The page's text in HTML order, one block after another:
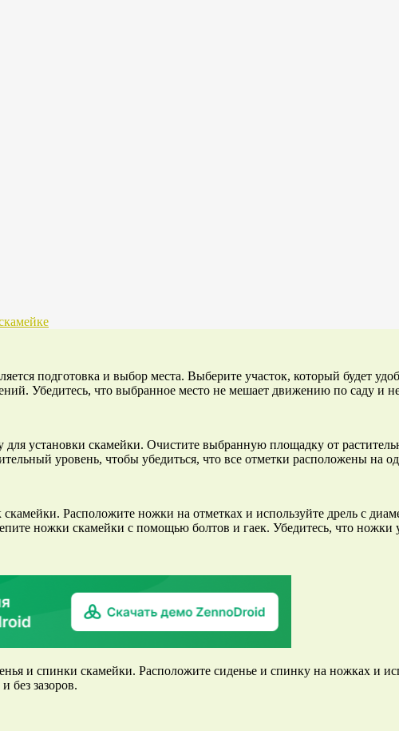
подготовка и выбор места. Выберите участок, который будет
Убедитесь, что выбранное место не мешает движению по саду и
для установки скамейки. Очистите выбранную площадку от
уровень, чтобы убедиться, что все отметки расположены на
Расположите ножки на отметках и используйте дрель с
ножки скамейки с помощью болтов и гаек. Убедитесь, что
и спинки скамейки. Расположите сиденье и спинку на ножках и
без зазоров.